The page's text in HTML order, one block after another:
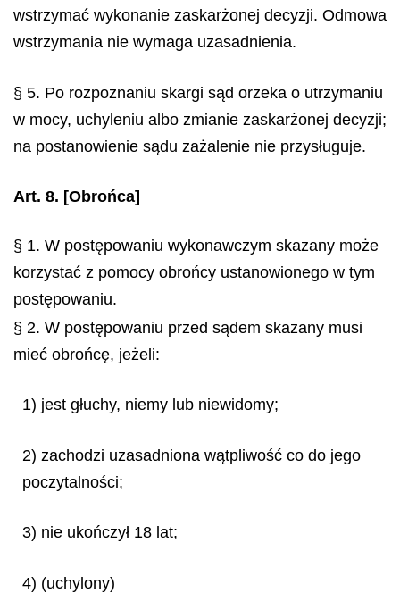
wstrzymać wykonanie zaskarżonej decyzji. Odmowa
wstrzymania nie wymaga uzasadnienia.
§ 5. Po rozpoznaniu skargi sąd orzeka o utrzymaniu
w mocy, uchyleniu albo zmianie zaskarżonej decyzji;
na postanowienie sądu zażalenie nie przysługuje.
Art. 8. [Obrońca]
§ 1. W postępowaniu wykonawczym skazany może
korzystać z pomocy obrońcy ustanowionego w tym
postępowaniu.
§ 2. W postępowaniu przed sądem skazany musi
mieć obrońcę, jeżeli:
1) jest głuchy, niemy lub niewidomy;
2) zachodzi uzasadniona wątpliwość co do jego
poczytalności;
3) nie ukończył 18 lat;
4) (uchylony)